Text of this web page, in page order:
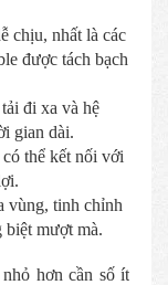
chịu, nhất là các
được tách bạch
đi xa và hệ
gian dài.
thể kết nối với
vùng, tinh chỉnh
biệt mượt mà.
hơn cần số ít